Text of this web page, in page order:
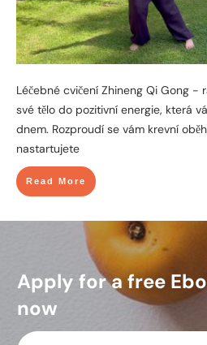
Léčebné cvičení Zhineng Qi Gong -
své tělo do pozitivní energie, která
dnem. Rozproudí se vám krevní
nastartujete
Read More
Apply for a free
now